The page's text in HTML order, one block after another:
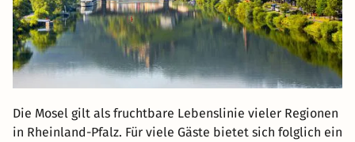
Die Mosel gilt als fruchtbare Lebenslinie vieler Regionen
in Rheinland-Pfalz. Für viele Gäste bietet sich folglich ein